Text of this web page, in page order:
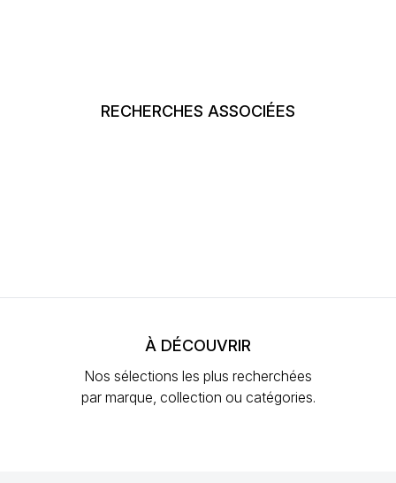
RECHERCHES ASSOCIÉES
À DÉCOUVRIR
Nos sélections les plus recherchées
par marque, collection ou catégories.